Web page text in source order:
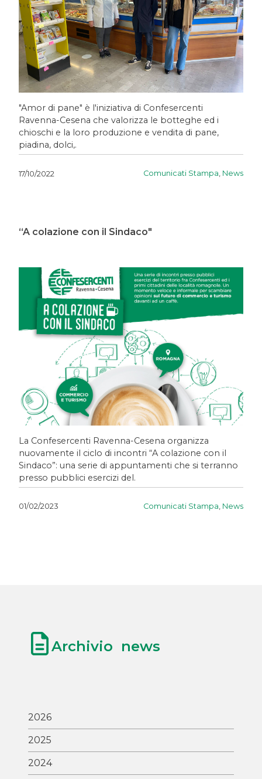
"Amor di pane" è l'iniziativa di Confesercenti
Ravenna-Cesena che valorizza le botteghe ed i
chioschi e la loro produzione e vendita di pane,
piadina, dolci,.
17/10/2022 Comunicati Stampa, News
“A colazione con il Sindaco"
La Confesercenti Ravenna-Cesena organizza
nuovamente il ciclo di incontri “A colazione con il
Sindaco”: una serie di appuntamenti che si terranno
presso pubblici esercizi del.
01/02/2023 Comunicati Stampa News
Archivio news
2026
2025
2024